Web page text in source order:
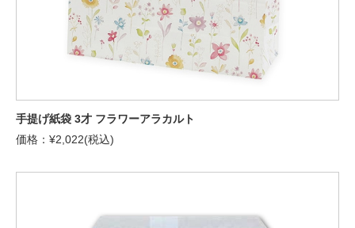
手提げ紙袋 3才 フラワーアラカルト
価格：¥2,022(税込)